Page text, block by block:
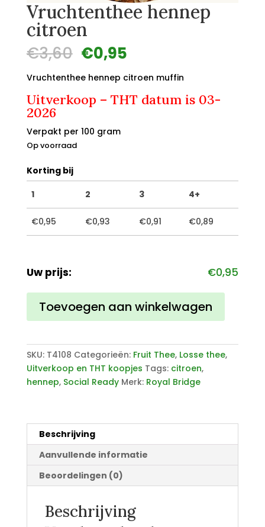
Vruchtenthee hennep
citroen
€3,60 Oorspronkelijke
prijs
was:
€3,60.
€0,95Huidige
is:
€0,95.
Vruchtenthee hennep citroen muffin
Uitverkoop – THT datum is 03-
2026
Verpakt per 100 gram
Op voorraad
Korting bij
1
2 3 4+
€0,95 €0,93 €0,91 €0,89
Uw prijs: €0,95
hennep
Toevoegen aan winkelwagen
SKU: T4108 Categorieën: Fruit Thee, Losse thee,
Uitverkoop en THT koopjes Tags: citroen,
hennep, Social Ready Merk: Royal Bridge
Beschrijving
Aanvullende informatie
Beoordelingen (0)
Beschrijving